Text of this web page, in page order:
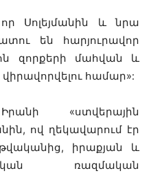
Սոլեյմանին և նրա
են հարյուրավոր
զորքերի մահվան և
համար»:
«ստվերային
ով ղեկավարում էր
իրաքյան և
ռազմական